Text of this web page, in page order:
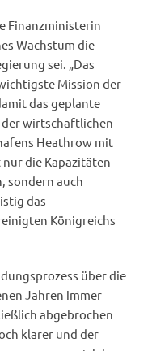
Finanzministerin
Wachstum die
sei. „Das
Mission der
das geplante
der wirtschaftlichen
Heathrow mit
die Kapazitäten
sondern auch
das
Königreichs
über die
Jahren immer
abgebrochen
klarer und der